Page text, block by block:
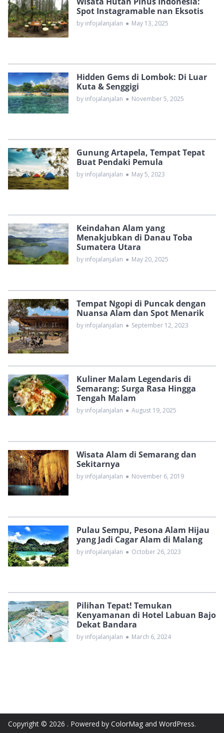
Spot Instagramable nan Eksotis
by infojalanjalan ● May 13, 2025
Hidden Gems di Lombok: Di Luar
Kuta & Senggigi
by infojalanjalan ● November 5, 2025
Gunung Artapela, Tempat Tepat
Buat Pendaki Pemula
by infojalanjalan ● May 5, 2023
Keindahan Alam yang
Menakjubkan di Danau Toba
Sumatera Utara
by infojalanjalan ● May 20, 2025
Tempat Ngopi di Puncak dengan
Nuansa Alam dan Spot Menarik
by infojalanjalan ● September 12, 2023
Kuliner Malam Legendaris di
Semarang: Surga Rasa Hingga
Tengah Malam
by infojalanjalan ● August 19, 2025
Wisata Alam di Semarang dan
Sekitarnya
by infojalanjalan ● November 6, 2019
Pulau Sempu, Pesona Alam Hijau
yang Jadi Cagar Alam di Malang
by infojalanjalan ● October 26, 2023
Pilihan Tepat! Temukan
Kenyamanan di Hotel Labuan Bajo
Dekat Bandara
by infojalanjalan ● March 6, 2024
Copyright © 2026 . Powered by ColorMag and WordPress.